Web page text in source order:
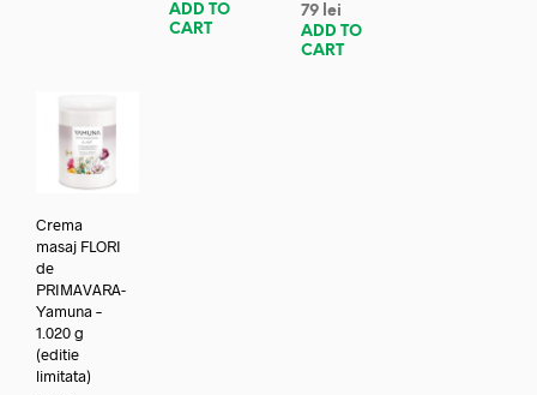
ADD TO
CART
79 lei
ADD TO
CART
Crema
masaj FLORI
de
PRIMAVARA-
Yamuna –
1.020 g
(editie
limitata)